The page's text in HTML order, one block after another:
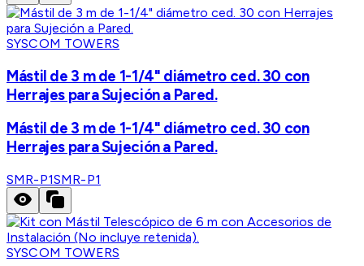
SYSCOM TOWERS
Mástil de 3 m de 1-1/4" diámetro ced. 30 con
Herrajes para Sujeción a Pared.
Mástil de 3 m de 1-1/4" diámetro ced. 30 con
Herrajes para Sujeción a Pared.
SMR-P1SMR-P1
SYSCOM TOWERS